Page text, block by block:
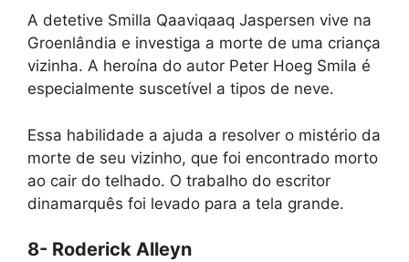
A detetive Smilla Qaaviqaaq Jaspersen vive na
Groenlândia e investiga a morte de uma criança
vizinha. A heroína do autor Peter Hoeg Smila é
especialmente suscetível a tipos de neve.
Essa habilidade a ajuda a resolver o mistério da
morte de seu vizinho, que foi encontrado morto
ao cair do telhado. O trabalho do escritor
dinamarquês foi levado para a tela grande.
8- Roderick Alleyn